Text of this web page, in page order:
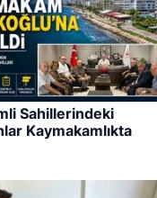
Sahillerindeki
Kaymakamlıkta